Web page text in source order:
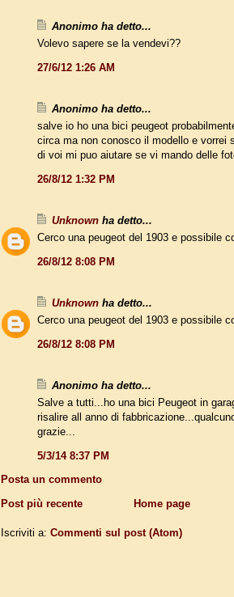
Anonimo ha detto...
Volevo sapere se la vendevi??
27/6/12 1:26 AM
Anonimo ha detto...
salve io ho una bici peugeot
circa ma non conosco il modello e vorrei
di voi mi puo aiutare se vi mando delle
26/8/12 1:32 PM
Unknown ha detto...
Cerco una peugeot del 1903 e possibile
26/8/12 8:08 PM
Unknown ha detto...
Cerco una peugeot del 1903 e possibile
26/8/12 8:08 PM
Anonimo ha detto...
Salve a tutti...ho una bici Peugeot in
risalire all anno di
grazie...
5/3/14 8:37 PM
Posta un commento
Post più recente
Home page
Iscriviti a: Commenti sul post (Atom)